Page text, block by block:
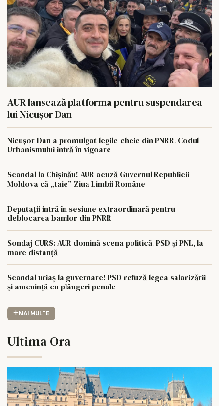
AUR lansează platforma pentru suspendarea
lui Nicușor Dan
Nicușor Dan a promulgat legile-cheie din PNRR. Codul
Urbanismului intră în vigoare
Scandal la Chișinău! AUR acuză Guvernul Republicii
Moldova că „taie” Ziua Limbii Române
Deputații intră în sesiune extraordinară pentru
deblocarea banilor din PNRR
Sondaj CURS: AUR domină scena politică. PSD și PNL, la
mare distanță
Scandal uriaș la guvernare! PSD refuză legea salarizării
și amenință cu plângeri penale
MAI MULTE
Ultima Ora